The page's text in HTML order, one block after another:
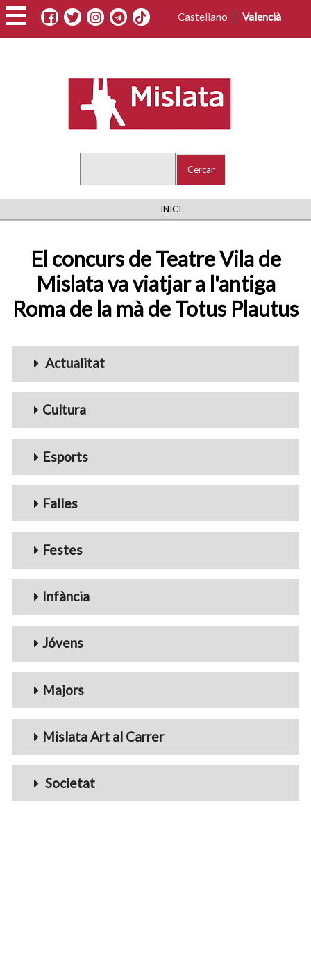
Vés
al
contingut
Castellano Valencià
FIL
INICI
El concurs de Teatre Vila de
Mislata va viatjar a l'antiga
Roma de la mà de Totus Plautus
Menu_Videos
Actualitat
Cultura
Esports
Falles
Festes
Infància
Jóvens
Majors
Mislata Art al Carrer
Societat